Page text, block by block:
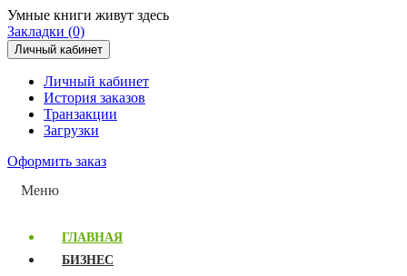
Умные книги живут здесь
Закладки (0)
Личный кабинет
Личный кабинет
История заказов
Транзакции
Загрузки
Оформить заказ
Меню
ГЛАВНАЯ
БИЗНЕС